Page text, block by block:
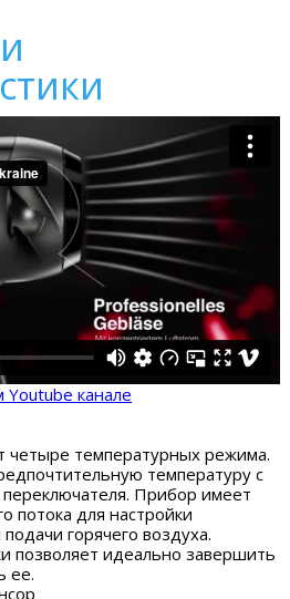
канале
четыре температурных режима.
температуру с
Прибор имеет
потока для настройки
горячего воздуха.
позволяет идеально завершить
ее.